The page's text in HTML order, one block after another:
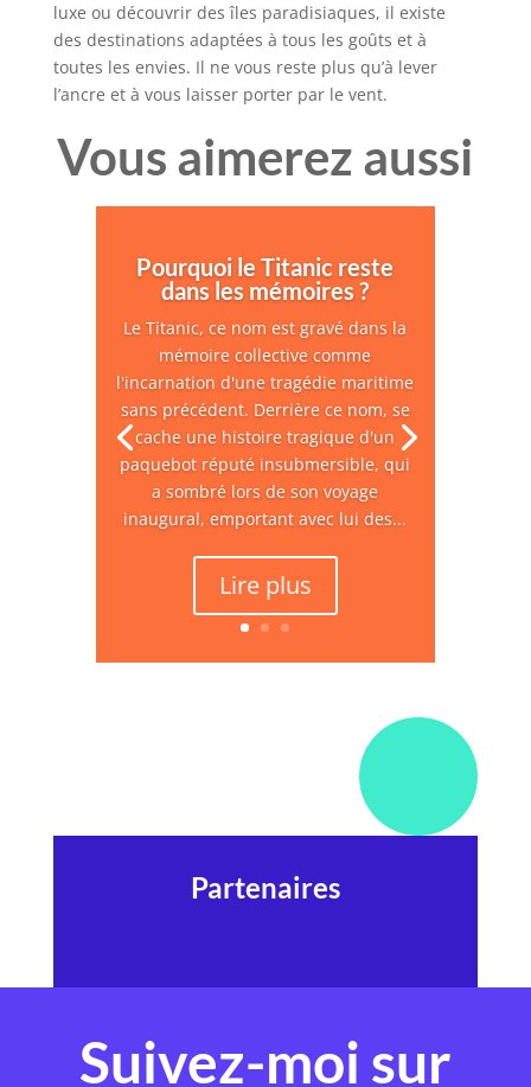
luxe ou découvrir des îles paradisiaques, il existe
des destinations adaptées à tous les goûts et à
toutes les envies. Il ne vous reste plus qu’à lever
l’ancre et à vous laisser porter par le vent.
Vous aimerez aussi
Pourquoi le Titanic reste
dans les mémoires ?
Le Titanic, ce nom est gravé dans la
mémoire collective comme
l'incarnation d'une tragédie maritime
sans précédent. Derrière ce nom, se
cache une histoire tragique d'un
paquebot réputé insubmersible, qui
a sombré lors de son voyage
inaugural, emportant avec lui des...
Lire plus
Partenaires
Suivez-moi sur